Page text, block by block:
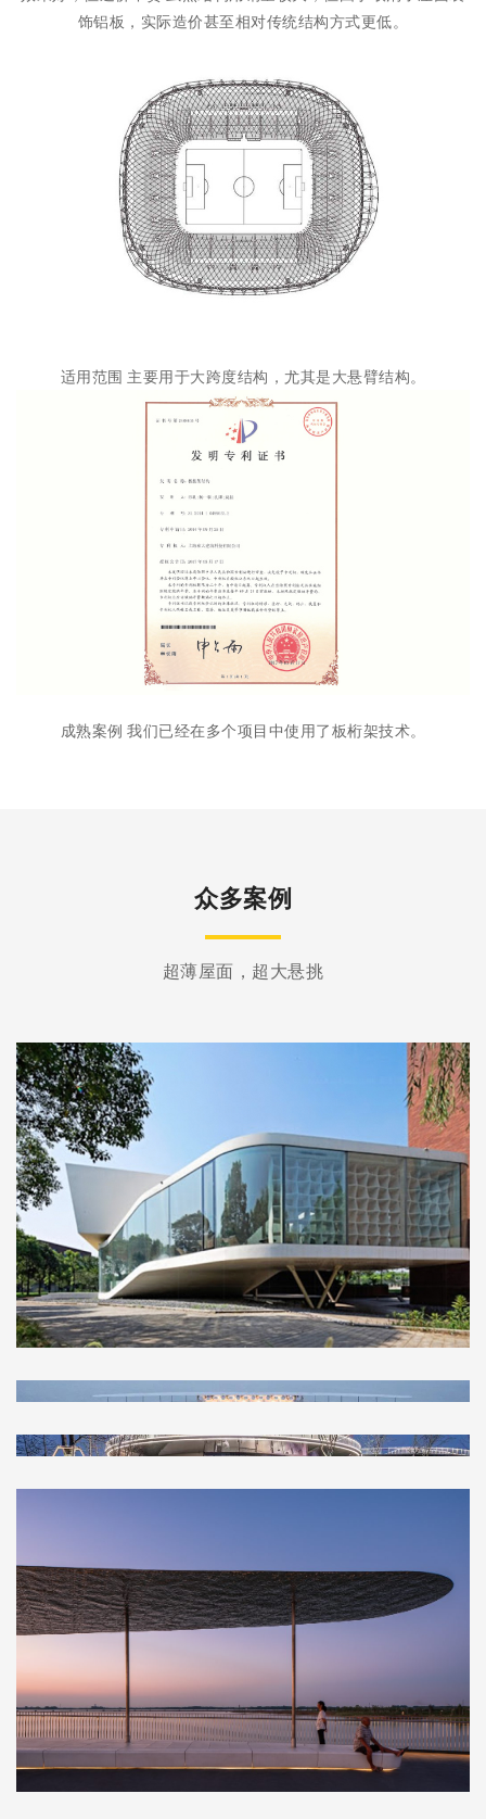
饰铝板，实际造价甚至相对传统结构方式更低。
适用范围 主要用于大跨度结构，尤其是大悬臂结构。
成熟案例 我们已经在多个项目中使用了板桁架技术。
众多案例
超薄屋面，超大悬挑
日播文化活动中心
采用创新专利技术：板桁架
结构创新与建筑美学相融，构筑元荡
湖之上的超薄屋面结构
轻薄经典 | Superthin系列—南昌·旭辉
了屋面轻薄的需求。
现代风格建筑的结构实现：轻与薄